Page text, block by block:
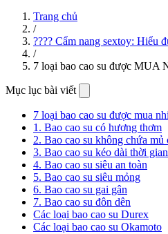
Trang chủ
/
???? Cẩm nang sextoy: Hiểu
/
7 loại bao cao su được
Mục lục bài viết
7 loại bao cao su được mua
1. Bao cao su có hương thơm
2. Bao cao su không chứa mủ
3. Bao cao su kéo dài thời
4. Bao cao su siêu an toàn
5. Bao cao su siêu mỏng
6. Bao cao su gai gân
7. Bao cao su đôn dên
Các loại bao cao su Durex
Các loại bao cao su Okamoto